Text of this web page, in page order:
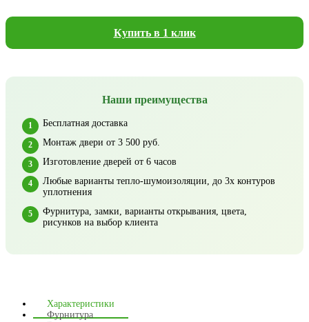
Купить в 1 клик
Наши преимущества
Бесплатная доставка
Монтаж двери от 3 500 руб.
Изготовление дверей от 6 часов
Любые варианты тепло-шумоизоляции, до 3х контуров
уплотнения
Фурнитура, замки, варианты открывания, цвета,
рисунков на выбор клиента
Характеристики
Фурнитура